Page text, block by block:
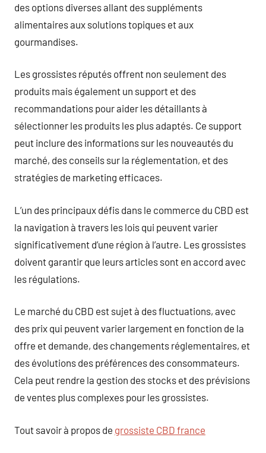
des options diverses allant des suppléments
alimentaires aux solutions topiques et aux
gourmandises.
Les grossistes réputés offrent non seulement des
produits mais également un support et des
recommandations pour aider les détaillants à
sélectionner les produits les plus adaptés. Ce support
peut inclure des informations sur les nouveautés du
marché, des conseils sur la réglementation, et des
stratégies de marketing efficaces.
L’un des principaux défis dans le commerce du CBD est
la navigation à travers les lois qui peuvent varier
significativement d’une région à l’autre. Les grossistes
doivent garantir que leurs articles sont en accord avec
les régulations.
Le marché du CBD est sujet à des fluctuations, avec
des prix qui peuvent varier largement en fonction de la
offre et demande, des changements réglementaires, et
des évolutions des préférences des consommateurs.
Cela peut rendre la gestion des stocks et des prévisions
de ventes plus complexes pour les grossistes.
Tout savoir à propos de grossiste CBD france